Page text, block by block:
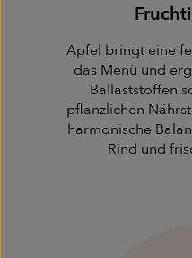
Apfel bringt eine
das Menü und
Ballaststoffen
pflanzlichen
harmonische
Rind und